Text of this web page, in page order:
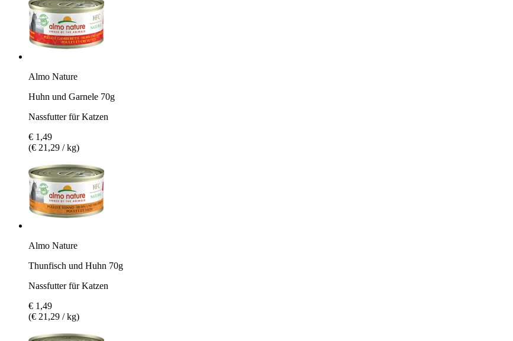
Almo Nature
Huhn und Garnele 70g
Nassfutter für Katzen
€ 1,49
(€ 21,29 / kg)
Almo Nature
Thunfisch und Huhn 70g
Nassfutter für Katzen
€ 1,49
(€ 21,29 / kg)